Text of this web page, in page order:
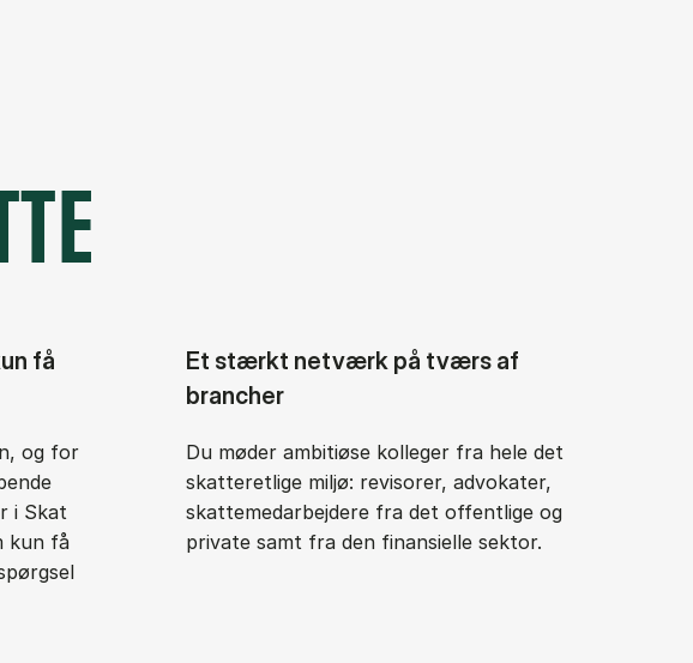
få
og for
i Skat
kun få
Et stærkt netværk på tværs af
brancher
Du møder ambitiøse kolleger fra hele det
skatteretlige miljø: revisorer, advokater,
skattemedarbejdere fra det offentlige og
private samt fra den finansielle sektor.